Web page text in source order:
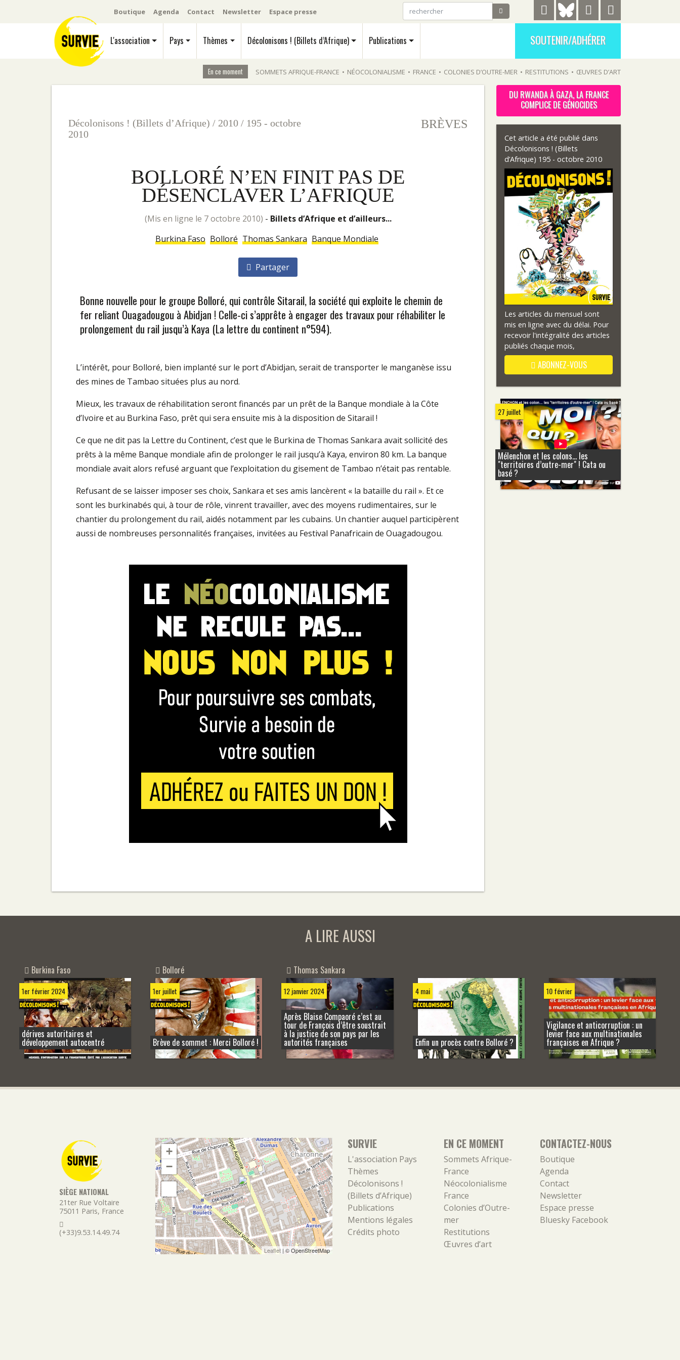
Boutique Agenda Contact Newsletter Espace presse
L'association Pays Thèmes Décolonisons ! (Billets d’Afrique) Publications SOUTENIR/ADHÉRER
En ce moment SOMMETS AFRIQUE-FRANCE • NÉOCOLONIALISME • FRANCE • COLONIES D’OUTRE-MER • RESTITUTIONS • ŒUVRES D’ART
Décolonisons ! (Billets d’Afrique) / 2010 / 195 - octobre
2010
BRÈVES
BOLLORÉ N’EN FINIT PAS DE
DÉSENCLAVER L’AFRIQUE
(mis en ligne le 7 octobre 2010) - Billets d’Afrique et d’ailleurs...
Burkina Faso Bolloré Thomas Sankara Banque Mondiale
Partager
Bonne nouvelle pour le groupe Bolloré, qui contrôle Sitarail, la société qui exploite le chemin de
fer reliant Ouagadougou à Abidjan ! Celle-ci s’apprête à engager des travaux pour réhabiliter le
prolongement du rail jusqu’à Kaya (La lettre du continent n°594).
L’intérêt, pour Bolloré, bien implanté sur le port d’Abidjan, serait de transporter le manganèse issu
des mines de Tambao situées plus au nord.
Mieux, les travaux de réhabilitation seront financés par un prêt de la Banque mondiale à la Côte
d’Ivoire et au Burkina Faso, prêt qui sera ensuite mis à la disposition de Sitarail !
Ce que ne dit pas la Lettre du Continent, c’est que le Burkina de Thomas Sankara avait sollicité des
prêts à la même Banque mondiale afin de prolonger le rail jusqu’à Kaya, environ 80 km. La banque
mondiale avait alors refusé arguant que l’exploitation du gisement de Tambao n’était pas rentable.
Refusant de se laisser imposer ses choix, Sankara et ses amis lancèrent « la bataille du rail ». Et ce
sont les burkinabés qui, à tour de rôle, vinrent travailler, avec des moyens rudimentaires, sur le
chantier du prolongement du rail, aidés notamment par les cubains. Un chantier auquel participèrent
aussi de nombreuses personnalités françaises, invitées au Festival Panafricain de Ouagadougou.
DU RWANDA À GAZA, LA FRANCE
COMPLICE DE GÉNOCIDES
Cet article a été publié dans
Décolonisons ! (Billets
d’Afrique) 195 - octobre 2010
Les articles du mensuel sont
mis en ligne avec du délai. Pour
recevoir l'intégralité des articles
publiés chaque mois,
ABONNEZ-VOUS
27 juillet
Mélenchon et les colons... les
"territoires d’outre-mer" ! Cata ou
basé ?
A LIRE AUSSI
Burkina Faso
1er février 2024
dérives autoritaires et
développement autocentré
Bolloré
1er juillet
Brève de sommet : Merci Bolloré !
Thomas Sankara
12 janvier 2024
Après Blaise Compaoré c’est au
tour de François d’être soustrait
à la justice de son pays par les
autorités françaises
4 mai
Enfin un procès contre Bolloré ?
10 février
Vigilance et anticorruption : un
levier face aux multinationales
françaises en Afrique ?
SIÈGE NATIONAL
21ter Rue Voltaire
75011 Paris, France
(+33)9.53.14.49.74
+
−
Leaflet | ©OpenStreetMap
SURVIE
L'association Pays
Thèmes
Décolonisons !
(Billets d’Afrique)
Publications
Mentions légales
Crédits photo
EN CE MOMENT
Sommets Afrique-
France
Néocolonialisme
France
Colonies d’Outre-
mer
Restitutions
Œuvres d’art
CONTACTEZ-NOUS
Boutique
Agenda
Contact
Newsletter
Espace presse
Bluesky Facebook